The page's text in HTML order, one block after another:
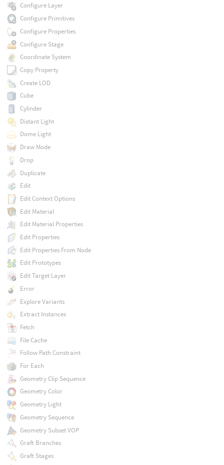
Configure Layer
Configure Primitives
Configure Properties
Configure Stage
Coordinate System
Copy Property
Create LOD
Cube
Cylinder
Distant Light
Dome Light
Draw Mode
Drop
Duplicate
Edit
Edit Context Options
Edit Material
Edit Material Properties
Edit Properties
Edit Properties From Node
Edit Prototypes
Edit Target Layer
Error
Explore Variants
Extract Instances
Fetch
File Cache
Follow Path Constraint
For Each
Geometry Clip Sequence
Geometry Color
Geometry Light
Geometry Sequence
Geometry Subset VOP
Graft Branches
Graft Stages